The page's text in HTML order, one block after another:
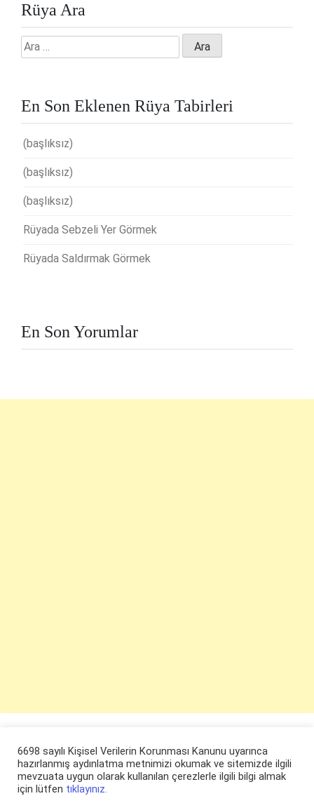
Rüya Ara
Arama:
En Son Eklenen Rüya Tabirleri
(başlıksız)
(başlıksız)
(başlıksız)
Rüyada Sebzeli Yer Görmek
Rüyada Saldırmak Görmek
En Son Yorumlar
6698 sayılı Kişisel Verilerin Korunması Kanunu uyarınca
hazırlanmış aydınlatma metnimizi okumak ve sitemizde ilgili
mevzuata uygun olarak kullanılan çerezlerle ilgili bilgi almak
için lütfen tıklayınız.